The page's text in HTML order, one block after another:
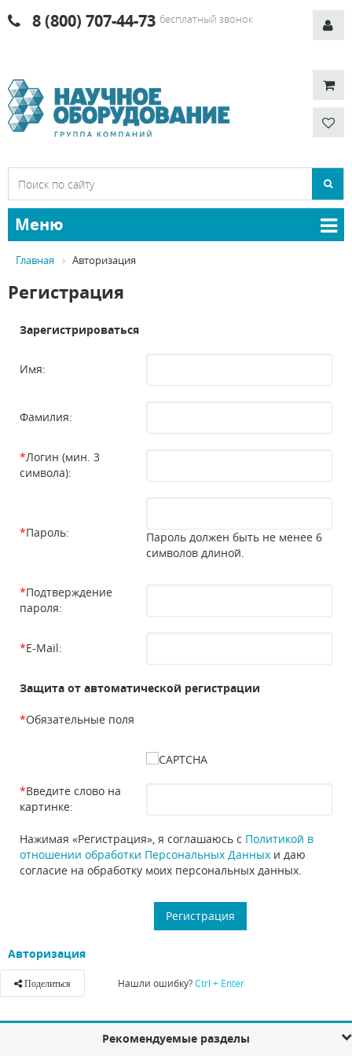
8 (800) 707-44-73 бесплатный звонок
Меню
Главная Авторизация
Регистрация
Зарегистрироваться
Имя:
Фамилия:
*Логин (мин. 3
символа):
*Пароль:
Пароль должен быть не менее 6
символов длиной.
*Подтверждение
пароля:
*E-Mail:
Защита от автоматической регистрации
*Обязательные поля
*Введите слово на
картинке:
Нажимая «Регистрация», я соглашаюсь с Политикой в
отношении обработки Персональных Данных и даю
согласие на обработку моих персональных данных.
Авторизация
Поделиться Нашли ошибку?Ctrl + Enter
Рекомендуемые разделы